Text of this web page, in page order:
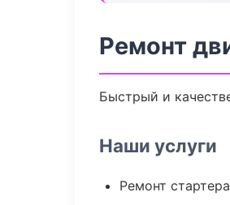
Ремонт
Быстрый и
Наши услуги
Ремонт стартера